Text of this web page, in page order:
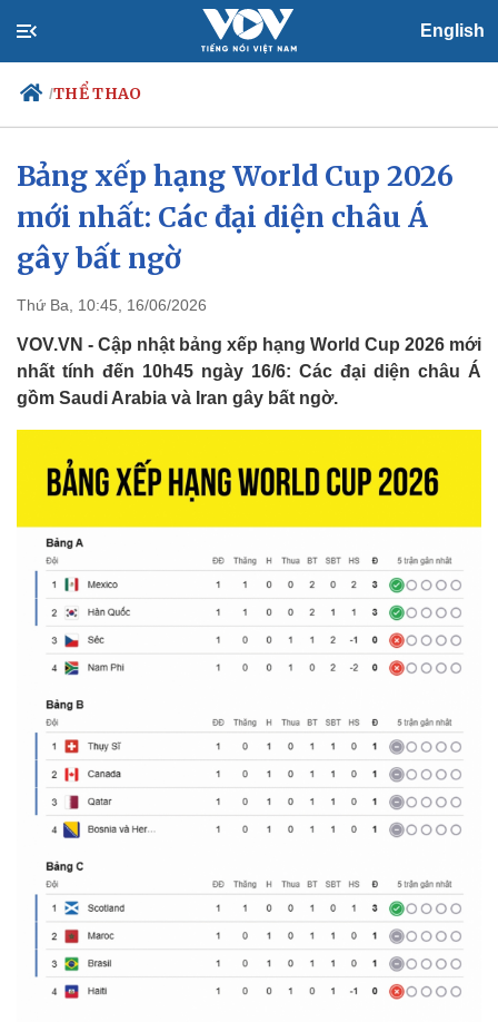
English
/THỂ THAO
Chính trị
Tổ chức nhân sự
Nhận diện sự thật
Xã hội
Tin 24h
Biển đảo
Bảng xếp hạng World Cup 2026
mới nhất: Các đại diện châu Á
gây bất ngờ
Thứ Ba, 10:45, 16/06/2026
VOV.VN - Cập nhật bảng xếp hạng World Cup 2026 mới
nhất tính đến 10h45 ngày 16/6: Các đại diện châu Á
gồm Saudi Arabia và Iran gây bất ngờ.